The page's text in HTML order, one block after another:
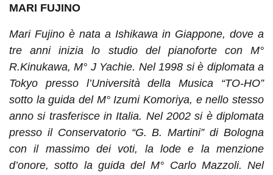
MARI FUJINO
Mari Fujino è nata a Ishikawa in Giappone, dove a
tre anni inizia lo studio del pianoforte con M°
R.Kinukawa, M° J Yachie. Nel 1998 si è diplomata a
Tokyo presso l’Università della Musica “TO-HO”
sotto la guida del M° Izumi Komoriya, e nello stesso
anno si trasferisce in Italia. Nel 2002 si è diplomata
presso il Conservatorio “G. B. Martini” di Bologna
con il massimo dei voti, la lode e la menzione
d’onore, sotto la guida del M° Carlo Mazzoli. Nel